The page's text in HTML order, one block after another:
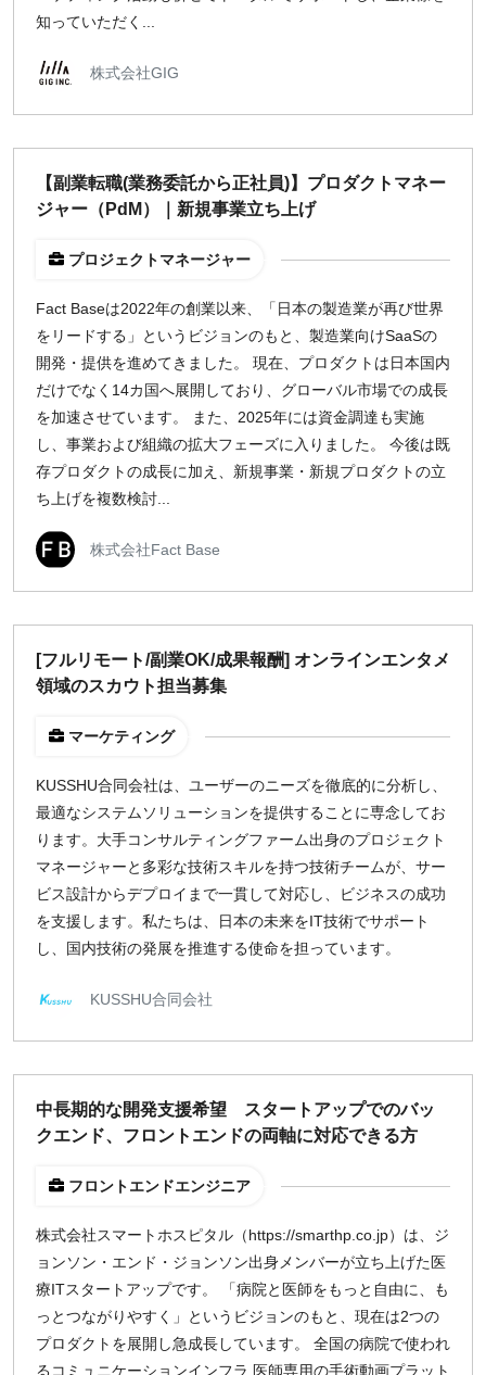
知っていただく...
株式会社GIG
【副業転職(業務委託から正社員)】プロダクトマネー
ジャー（PdM）｜新規事業立ち上げ
プロジェクトマネージャー
Fact Baseは2022年の創業以来、「日本の製造業が再び世界
をリードする」というビジョンのもと、製造業向けSaaSの
開発・提供を進めてきました。 現在、プロダクトは日本国内
だけでなく14カ国へ展開しており、グローバル市場での成長
を加速させています。 また、2025年には資金調達も実施
し、事業および組織の拡大フェーズに入りました。 今後は既
存プロダクトの成長に加え、新規事業・新規プロダクトの立
ち上げを複数検討...
株式会社Fact Base
[フルリモート/副業OK/成果報酬] オンラインエンタメ
領域のスカウト担当募集
マーケティング
KUSSHU合同会社は、ユーザーのニーズを徹底的に分析し、
最適なシステムソリューションを提供することに専念してお
ります。大手コンサルティングファーム出身のプロジェクト
マネージャーと多彩な技術スキルを持つ技術チームが、サー
ビス設計からデプロイまで一貫して対応し、ビジネスの成功
を支援します。私たちは、日本の未来をIT技術でサポート
し、国内技術の発展を推進する使命を担っています。
KUSSHU合同会社
中長期的な開発支援希望 スタートアップでのバッ
クエンド、フロントエンドの両軸に対応できる方
フロントエンドエンジニア
株式会社スマートホスピタル（https://smarthp.co.jp）は、ジ
ョンソン・エンド・ジョンソン出身メンバーが立ち上げた医
療ITスタートアップです。 「病院と医師をもっと自由に、も
っとつながりやすく」というビジョンのもと、現在は2つの
プロダクトを展開し急成長しています。 全国の病院で使われ
るコミュニケーションインフラ 医師専用の手術動画プラット